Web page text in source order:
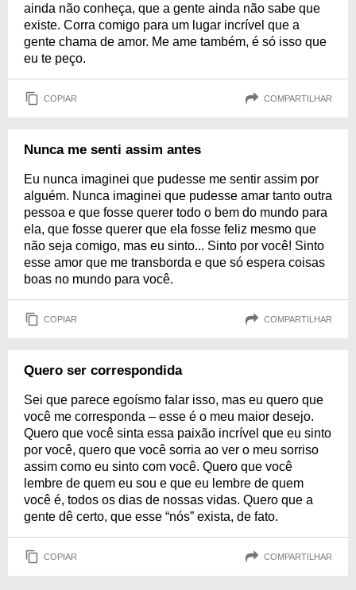
ainda não conheça, que a gente ainda não sabe que
existe. Corra comigo para um lugar incrível que a
gente chama de amor. Me ame também, é só isso que
eu te peço.
COPIAR COMPARTILHAR
Nunca me senti assim antes
Eu nunca imaginei que pudesse me sentir assim por
alguém. Nunca imaginei que pudesse amar tanto outra
pessoa e que fosse querer todo o bem do mundo para
ela, que fosse querer que ela fosse feliz mesmo que
não seja comigo, mas eu sinto... Sinto por você! Sinto
esse amor que me transborda e que só espera coisas
boas no mundo para você.
COPIAR COMPARTILHAR
Quero ser correspondida
Sei que parece egoísmo falar isso, mas eu quero que
você me corresponda – esse é o meu maior desejo.
Quero que você sinta essa paixão incrível que eu sinto
por você, quero que você sorria ao ver o meu sorriso
assim como eu sinto com você. Quero que você
lembre de quem eu sou e que eu lembre de quem
você é, todos os dias de nossas vidas. Quero que a
gente dê certo, que esse “nós” exista, de fato.
COPIAR COMPARTILHAR